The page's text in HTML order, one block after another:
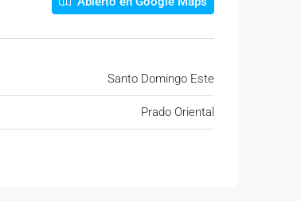
Santo Domingo Este
Prado Oriental